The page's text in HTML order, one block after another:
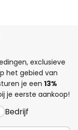
exclusieve
het gebied van
je een 13%
je eerste aankoop!
Bedrijf